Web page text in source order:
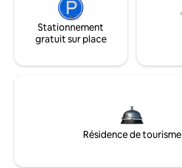
Stationnement
gratuit sur place
Résidence de tourisme